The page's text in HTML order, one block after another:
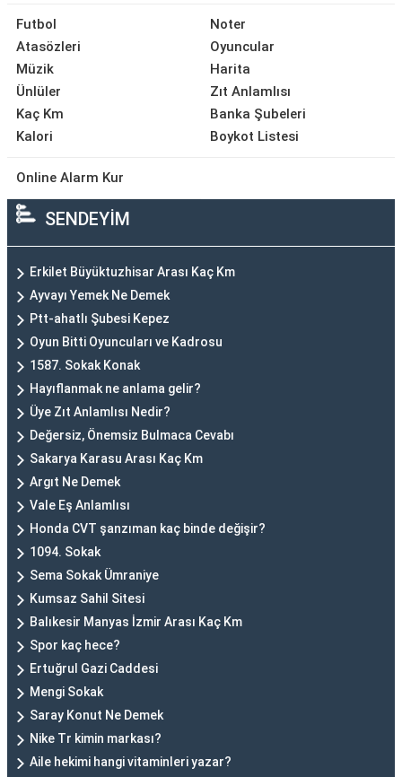
Futbol
Atasözleri
Müzik
Ünlüler
Kaç Km
Kalori
Noter
Oyuncular
Harita
Zıt Anlamlısı
Banka Şubeleri
Boykot Listesi
Online Alarm Kur
SENDEYİM
Erkilet Büyüktuzhisar Arası Kaç Km
Ayvayı Yemek Ne Demek
Ptt-ahatlı Şubesi Kepez
Oyun Bitti Oyuncuları ve Kadrosu
1587. Sokak Konak
Hayıflanmak ne anlama gelir?
Üye Zıt Anlamlısı Nedir?
Değersiz, Önemsiz Bulmaca Cevabı
Sakarya Karasu Arası Kaç Km
Argıt Ne Demek
Vale Eş Anlamlısı
Honda CVT şanzıman kaç binde değişir?
1094. Sokak
Sema Sokak Ümraniye
Kumsaz Sahil Sitesi
Balıkesir Manyas İzmir Arası Kaç Km
Spor kaç hece?
Ertuğrul Gazi Caddesi
Mengi Sokak
Saray Konut Ne Demek
Nike Tr kimin markası?
Aile hekimi hangi vitaminleri yazar?